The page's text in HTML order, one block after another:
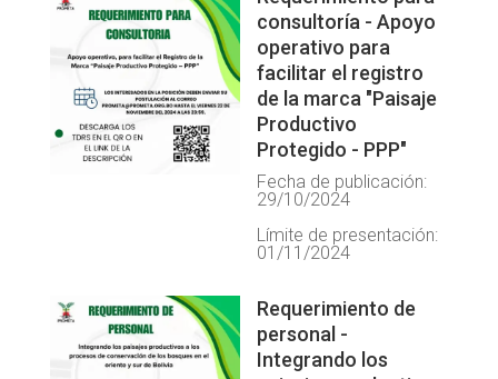
consultoría - Apoyo
operativo para
facilitar el registro
de la marca "Paisaje
Productivo
Protegido - PPP"
Fecha de publicación:
29/10/2024
Límite de presentación:
01/11/2024
Requerimiento de
personal -
Integrando los